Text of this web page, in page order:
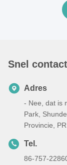
Snel contact
Adres
- Nee, dat is
Park,
Provincie,
Tel.
86-757-